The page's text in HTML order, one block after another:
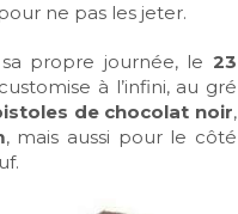
ne pas les jeter.
sa propre journée, le23
à l’infini, au gré
de chocolat noir,
, mais aussi pour le côté